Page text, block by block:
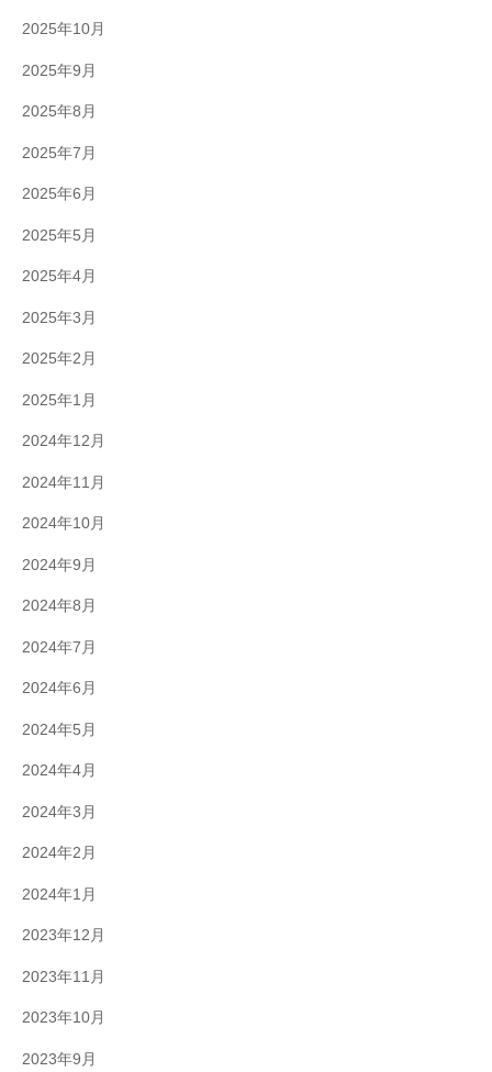
2025年10月
2025年9月
2025年8月
2025年7月
2025年6月
2025年5月
2025年4月
2025年3月
2025年2月
2025年1月
2024年12月
2024年11月
2024年10月
2024年9月
2024年8月
2024年7月
2024年6月
2024年5月
2024年4月
2024年3月
2024年2月
2024年1月
2023年12月
2023年11月
2023年10月
2023年9月